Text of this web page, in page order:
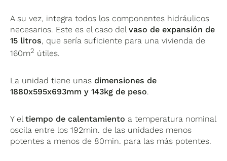
A su vez, integra todos los componentes hidráulicos
necesarios. Este es el caso delvaso de expansión de
15 litros, que sería suficiente para una vivienda de
160m2 útiles.
La unidad tiene unas dimensiones de
1880x595x693mm y 143kg de peso.
Y eltiempo de calentamiento a temperatura nominal
oscila entre los 192min. de las unidades menos
potentes a menos de 80min. para las más potentes.